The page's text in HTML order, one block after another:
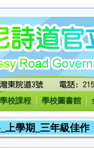
學校課程 學校圖書館
上學期_三年級佳作